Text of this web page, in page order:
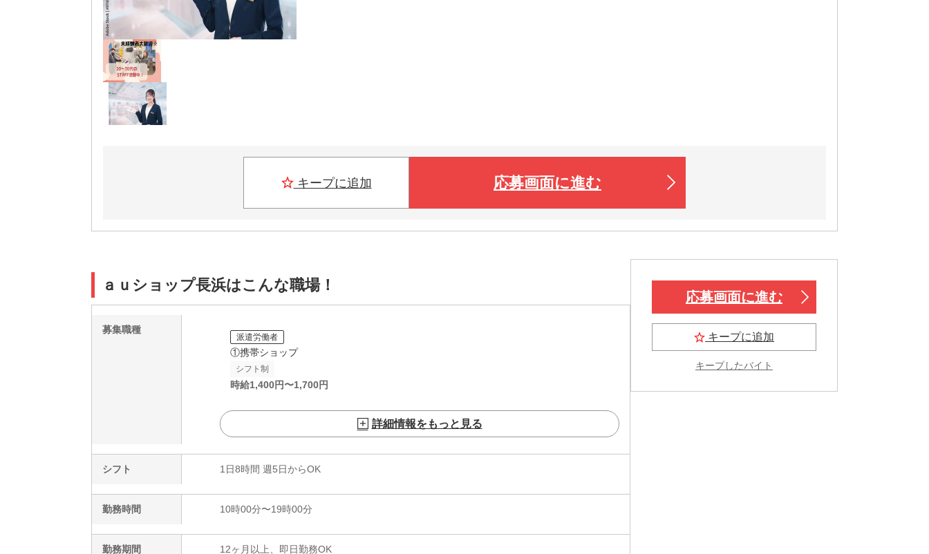
キープに追加 応募画面に進む
ａｕショップ長浜はこんな職場！
募集職種
派遣労働者
①携帯ショップ
シフト制
時給1,400円〜1,700円
詳細情報をもっと見る
シフト 1日8時間 週5日からOK
勤務時間 10時00分〜19時00分
勤務期間 12ヶ月以上、即日勤務OK
応募画面に進む
キープに追加
キープしたバイト